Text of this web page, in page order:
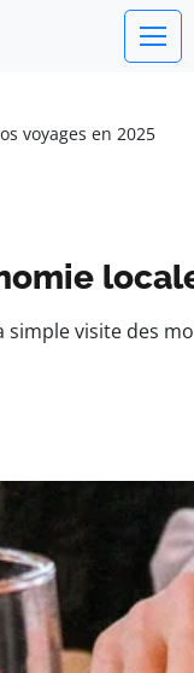
voyages en 2025
simple visite des